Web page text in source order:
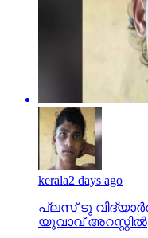
kerala2 days ago
പ്ലസ് ടു
യുവാവ് അറസ്റ്റില്‍